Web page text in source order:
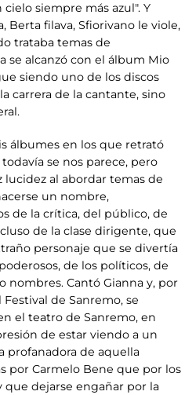
siempre más azul". Y
Berta filava, Sfiorivano le viole,
trataba temas de
se alcanzó con el álbum Mio
siendo uno de los discos
carrera de la cantante, sino
álbumes en los que retrató
se nos parece, pero
al abordar temas de
un nombre,
de la crítica, del público, de
de la clase dirigente, que
personaje que se divertía
de los políticos, de
nombres. Cantó Gianna y, por
de Sanremo, se
el teatro de Sanremo, en
de estar viendo a un
profanadora de aquella
por Carmelo Bene que por los
que dejarse engañar por la